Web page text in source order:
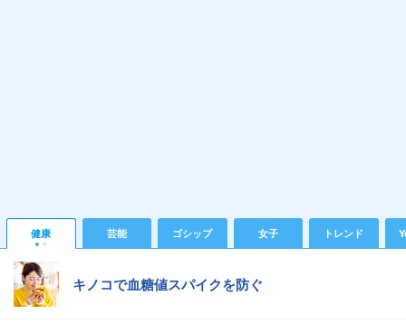
健康 芸能 ゴシップ 女子 トレンド
キノコで血糖値スパイクを防ぐ